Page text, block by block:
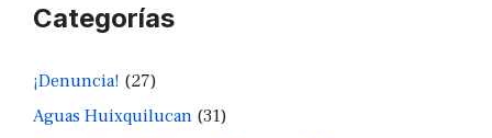
Categorías
¡Denuncia! (27)
Aguas Huixquilucan (31)